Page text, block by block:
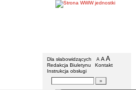
Urząd Gminy w
Menu dodatkowe
Dla słabowidzących A pomniejsz
A A
Redakcja Biuletynu
Kontakt
Instrukcja obsługi
Wyszukiwarka artykułów